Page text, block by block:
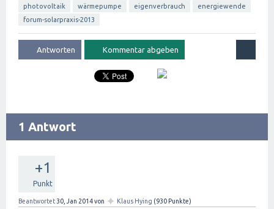
photovoltaik wärmepumpe eigenverbrauch
energiewende
forum-solarpraxis-2013
1 Antwort
+1
Punkt
Beantwortet 30, Jan 2014von ✦ Klaus Hying (930 Punkte)